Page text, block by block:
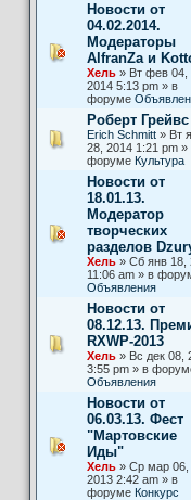
Новости от
04.02.2014.
Модераторы
AlfranZa и
Хель » Вт фев 04,
2014 5:13 pm » в
форуме
Роберт Грейвс
Erich Schmitt » Вт
28, 2014 1:21 pm »
форуме Культура
Новости от
18.01.13.
Модератор
творческих
разделов
Хель » Сб янв 18,
11:06 am » в
Объявления
Новости от
08.12.13.
RXWP-2013
Хель » Вс дек 08,
3:55 pm » в
Объявления
Новости от
06.03.13. Фест
"Мартовские
Иды"
Хель » Ср мар 06,
2013 2:42 am » в
форуме Конкурс